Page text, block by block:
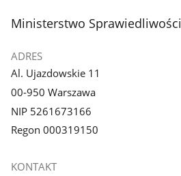
stopka
Ministerstwo Sprawiedliwości
ADRES
Al. Ujazdowskie 11
00-950 Warszawa
NIP 5261673166
Regon 000319150
KONTAKT